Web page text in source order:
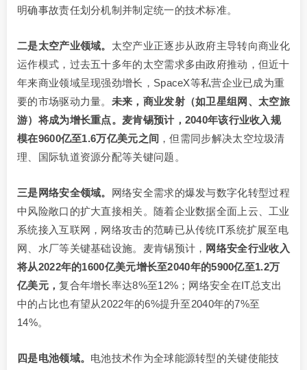
明确事故责任划分机制并制定统一的技术标准。
二是太空产业领域。 太空产业正逐步从政府主导转向商业化
运作模式，过去五十多年的太空需求多由政府推动，但近十
年来商业领域呈现强劲增长，SpaceX等私营企业已成为重
要的市场驱动力量。 未来，商业发射（如卫星组网、太空旅
游）将成为增长重点。麦肯锡预计，2040年该行业收入规
模在9600亿至1.6万亿美元之间 ，但需同步解决太空垃圾清
理、国际轨道资源分配等关键问题。
三是网络安全领域。 网络安全需求的爆发与数字化转型过程
中风险敞口的扩大直接相关。随着企业数据全面上云、工业
系统接入互联网，网络攻击的范畴已从传统IT系统扩展至电
网、水厂等关键基础设施。麦肯锡预计， 网络安全行业收入
将从2022年的1600亿美元增长至2040年的5900亿至1.2万
亿美元，复合年增长率达8%至12%；网络安全在IT总支出
中的占比也有望从2022年的6%提升至2040年的7%至
14%。
四是电池领域。 电池技术作为全球能源转型的关键使能技